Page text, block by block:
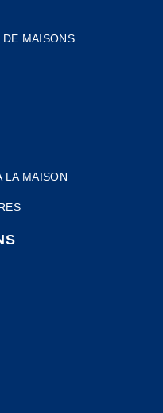
DE MAISONS
LA MAISON